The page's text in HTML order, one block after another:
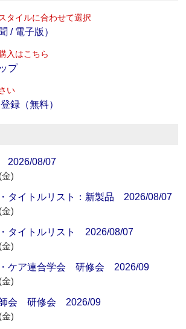
タイルに合わせて選択
/ 電子版）
入はこちら
プ
い
録（無料）
2026/08/07
)
タイトルリスト：新製品 2026/08/07
)
タイトルリスト 2026/08/07
)
・ケア連合学会 研修会 2026/09
)
師会 研修会 2026/09
)